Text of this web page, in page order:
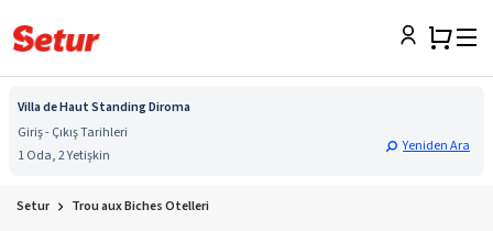
Villa de Haut Standing Diroma
Giriş - Çıkış Tarihleri
1 Oda, 2 Yetişkin
Yeniden Ara
Setur Trou aux Biches Otelleri